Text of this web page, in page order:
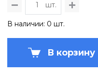
шт.
В наличии: 0 шт.
В корзину